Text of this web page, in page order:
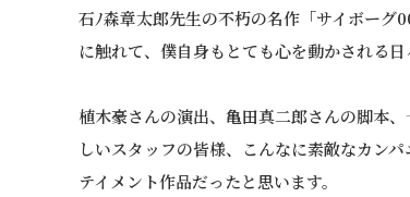
石ﾉ森章太郎先生の不朽の名作「サイボーグ
に触れて、僕自身もとても心を動かされる日
植木豪さんの演出、亀田真二郎さんの脚本
しいスタッフの皆様、こんなに素敵なカン
テイメント作品だったと思います。